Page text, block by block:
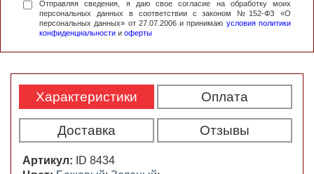
Отправляя сведения, я даю свое согласие на обработку моих
персональных данных в соответствии с законом №152-ФЗ «О
персональных данных» от 27.07.2006 и принимаю условия политики
конфиденциальности и оферты
Характеристики Оплата
Доставка Отзывы
Артикул:
ID 8434